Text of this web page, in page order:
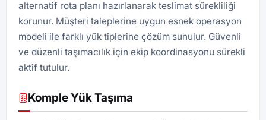
alternatif rota planı hazırlanarak teslimat sürekliliği
korunur. Müşteri taleplerine uygun esnek operasyon
modeli ile farklı yük tiplerine çözüm sunulur. Güvenli
ve düzenli taşımacılık için ekip koordinasyonu sürekli
aktif tutulur.
Komple Yük Taşıma